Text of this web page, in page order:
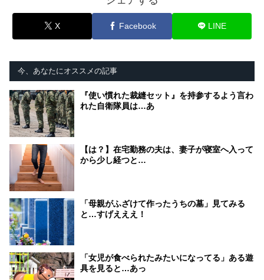
X Facebook LINE
今、あなたにオススメの記事
『使い慣れた裁縫セット』を持参するよう言わ
れた自衛隊員は…あ
【は？】在宅勤務の夫は、妻子が寝室へ入って
から少し経つと…
「母親がふざけて作ったうちの墓」見てみる
と…すげえええ！
「女児が食べられたみたいになってる」ある遊
具を見ると…あっ